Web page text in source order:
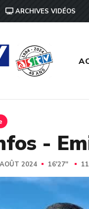
ARCHIVES VIDÉOS
-
2024 16'27''